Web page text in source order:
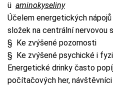
ü aminokyseliny
Účelem energetických
složek na centrální nervovou
§ Ke zvýšené pozornosti
§ Ke zvýšené psychické i
Energetické drinky často
počítačových her,